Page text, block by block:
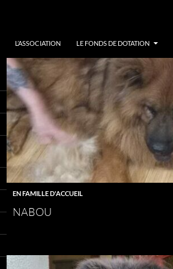
L’ASSOCIATION LE FONDS DE DOTATION
EN FAMILLE D'ACCUEIL
NABOU